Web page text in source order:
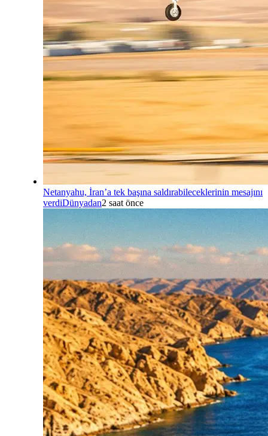
Netanyahu, İran’a tek başına saldırabileceklerinin mesajını
verdiDünyadan2 saat önce